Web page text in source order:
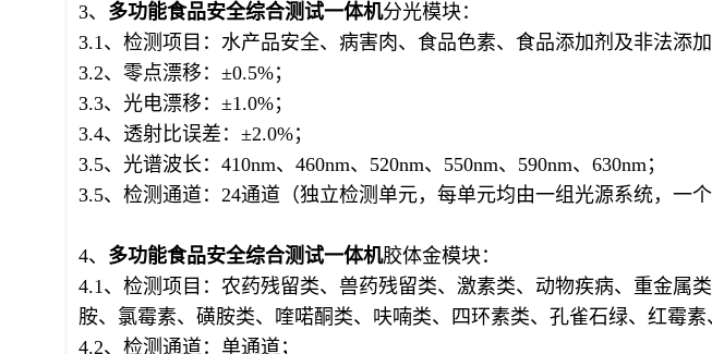
3、 多功能食品安全综合测试一体机分光模块：
3.1、检测项目：水产品安全、病害肉、食品色素、食品添加剂及非法添
3.2、零点漂移：±0.5%；
3.3、光电漂移：±1.0%；
3.4、透射比误差：±2.0%；
3.5、光谱波长：410nm、460nm、520nm、550nm、590nm、630nm；
3.5、检测通道：24通道（独立检测单元，每单元均由一组光源系统，一
4、 多功能食品安全综合测试一体机胶体金模块：
4.1、检测项目：农药残留类、兽药残留类、激素类、动物疾病、重金
胺、氯霉素、磺胺类、喹喏酮类、呋喃类、四环素类、孔雀石绿、红霉素
4.2、检测通道：单通道；